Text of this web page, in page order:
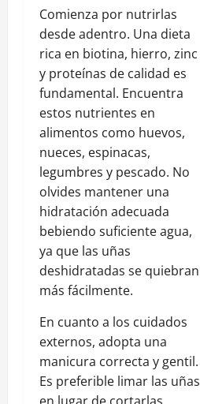
Comienza por nutrirlas
desde adentro. Una dieta
rica en biotina, hierro, zinc
y proteínas de calidad es
fundamental. Encuentra
estos nutrientes en
alimentos como huevos,
nueces, espinacas,
legumbres y pescado. No
olvides mantener una
hidratación adecuada
bebiendo suficiente agua,
ya que las uñas
deshidratadas se quiebran
más fácilmente.
En cuanto a los cuidados
externos, adopta una
manicura correcta y gentil.
Es preferible limar las uñas